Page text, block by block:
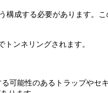
る必要があります。こ
ンネリングされます。
能性のあるトラップやセ